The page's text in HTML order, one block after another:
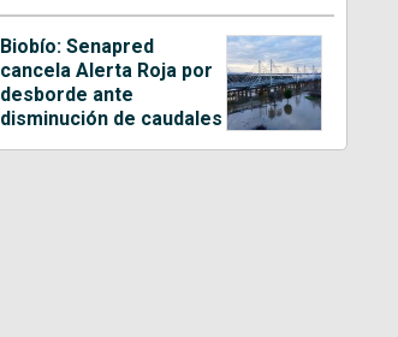
Biobío: Senapred
cancela Alerta Roja por
desborde ante
disminución de caudales